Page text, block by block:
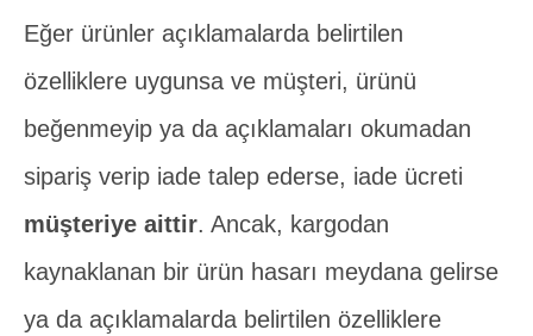
Eğer ürünler açıklamalarda belirtilen
özelliklere uygunsa ve müşteri, ürünü
beğenmeyip ya da açıklamaları okumadan
sipariş verip iade talep ederse, iade ücreti
müşteriye aittir. Ancak, kargodan
kaynaklanan bir ürün hasarı meydana gelirse
ya da açıklamalarda belirtilen özelliklere